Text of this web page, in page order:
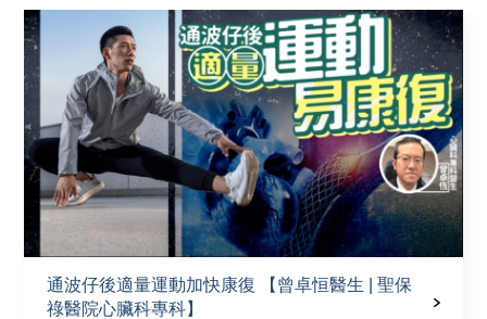
通波仔後適量運動加快康復 【曾卓恒醫生 | 聖保
祿醫院心臟科專科】